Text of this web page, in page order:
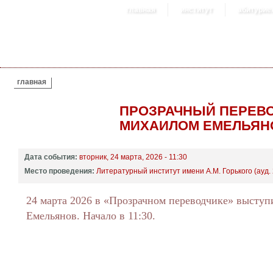
главная институт
ВЫ ЗДЕСЬ
главная
ПРОЗРАЧНЫЙ
МИХАИЛОМ
Дата события: вторник, 24 марта, 2026 - 11:30
Место проведения: Литературный институт имени А.М. Горького (ауд.
24 марта 2026 в «Прозрачном переводчике»
Емельянов. Начало в 11:30.